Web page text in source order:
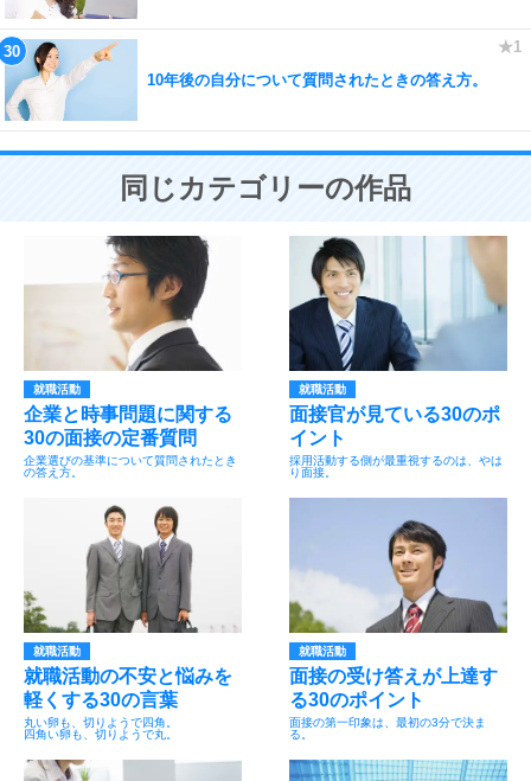
10年後の自分について質問されたときの答え方。
同じカテゴリーの作品
就職活動
企業と時事問題に関する
30の面接の定番質問
企業選びの基準について質問されたとき
の答え方。
就職活動
面接官が見ている30のポ
イント
採用活動する側が最重視するのは、やは
り面接。
就職活動
就職活動の不安と悩みを
軽くする30の言葉
丸い卵も、切りようで四角。
四角い卵も、切りようで丸。
就職活動
面接の受け答えが上達す
る30のポイント
面接の第一印象は、最初の3分で決ま
る。